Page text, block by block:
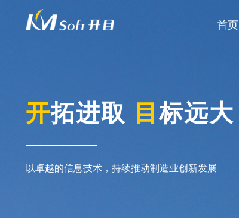
首页
开拓进取 目标远大
以卓越的信息技术，持续推动制造业创新发展